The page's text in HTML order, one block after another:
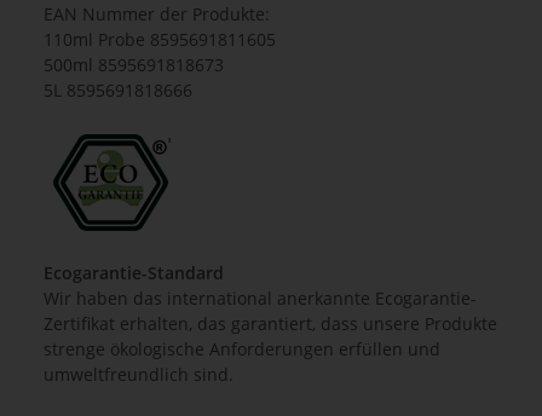
EAN Nummer der Produkte:
110ml Probe 8595691811605
500ml 8595691818673
5L 8595691818666
Ecogarantie-Standard
Wir haben das international anerkannte Ecogarantie-
Zertifikat erhalten, das garantiert, dass unsere Produkte
strenge ökologische Anforderungen erfüllen und
umweltfreundlich sind.